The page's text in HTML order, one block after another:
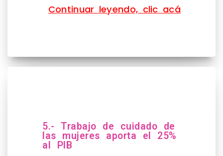
Continuar leyendo, clic acá
5.- Trabajo de cuidado de
las mujeres aporta el 25%
al PIB